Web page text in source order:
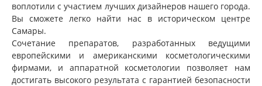
воплотили с участием лучших дизайнеров нашего города.
Вы сможете легко найти нас в историческом центре
Самары.
Сочетание препаратов, разработанных ведущими
европейскими и американскими косметологическими
фирмами, и аппаратной косметологии позволяет нам
достигать высокого результата с гарантией безопасности